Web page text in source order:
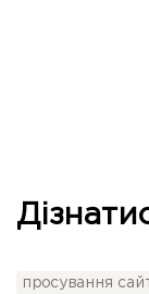
просування